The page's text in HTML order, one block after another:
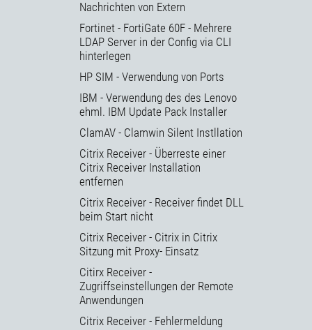
Nachrichten von Extern
Fortinet - FortiGate 60F - Mehrere
LDAP Server in der Config via CLI
hinterlegen
HP SIM - Verwendung von Ports
IBM - Verwendung des des Lenovo
ehml. IBM Update Pack Installer
ClamAV - Clamwin Silent Instllation
Citrix Receiver - Überreste einer
Citrix Receiver Installation
entfernen
Citrix Receiver - Receiver findet DLL
beim Start nicht
Citrix Receiver - Citrix in Citrix
Sitzung mit Proxy- Einsatz
Citirx Receiver -
Zugriffseinstellungen der Remote
Anwendungen
Citrix Receiver - Fehlermeldung